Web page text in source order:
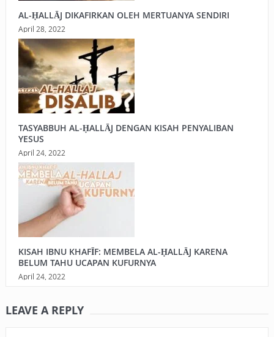
AL-ḤALLĀJ DIKAFIRKAN OLEH MERTUANYA SENDIRI
April 28, 2022
TASYABBUH AL-ḤALLĀJ DENGAN KISAH PENYALIBAN
YESUS
April 24, 2022
KISAH IBNU KHAFĪF: MEMBELA AL-ḤALLĀJ KARENA
BELUM TAHU UCAPAN KUFURNYA
April 24, 2022
LEAVE A REPLY